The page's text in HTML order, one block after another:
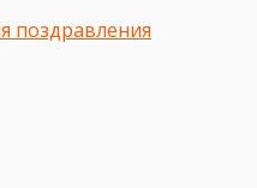
поздравления